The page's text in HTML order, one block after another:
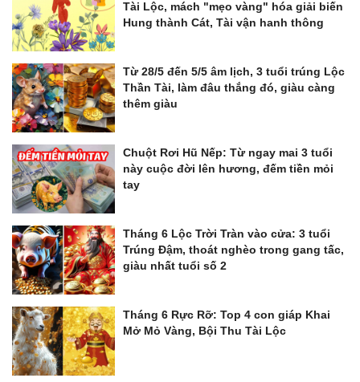
Tài Lộc, mách "mẹo vàng" hóa giải biến
Hung thành Cát, Tài vận hanh thông
Từ 28/5 đến 5/5 âm lịch, 3 tuổi trúng Lộc
Thần Tài, làm đâu thắng đó, giàu càng
thêm giàu
Chuột Rơi Hũ Nếp: Từ ngay mai 3 tuổi
này cuộc đời lên hương, đếm tiền mỏi
tay
Tháng 6 Lộc Trời Tràn vào cửa: 3 tuổi
Trúng Đậm, thoát nghèo trong gang tấc,
giàu nhất tuổi số 2
Tháng 6 Rực Rỡ: Top 4 con giáp Khai
Mở Mỏ Vàng, Bội Thu Tài Lộc